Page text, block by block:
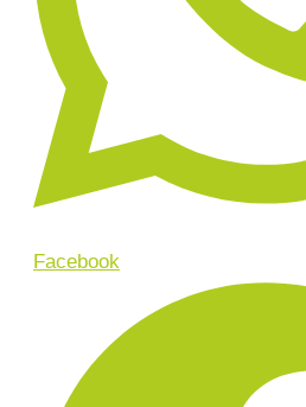
Facebook